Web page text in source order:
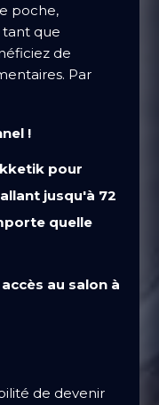
poche,
tant que
de
Par
!
pour
jusqu'à 72
quelle
au salon à
de devenir